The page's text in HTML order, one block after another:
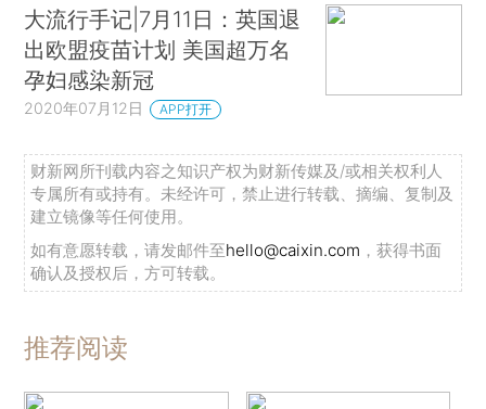
大流行手记|7月11日：英国退
出欧盟疫苗计划 美国超万名
孕妇感染新冠
2020年07月12日 APP打开
财新网所刊载内容之知识产权为财新传媒及/或相关权利人
专属所有或持有。未经许可，禁止进行转载、摘编、复制及
建立镜像等任何使用。
如有意愿转载，请发邮件至hello@caixin.com ，获得书面
确认及授权后，方可转载。
推荐阅读